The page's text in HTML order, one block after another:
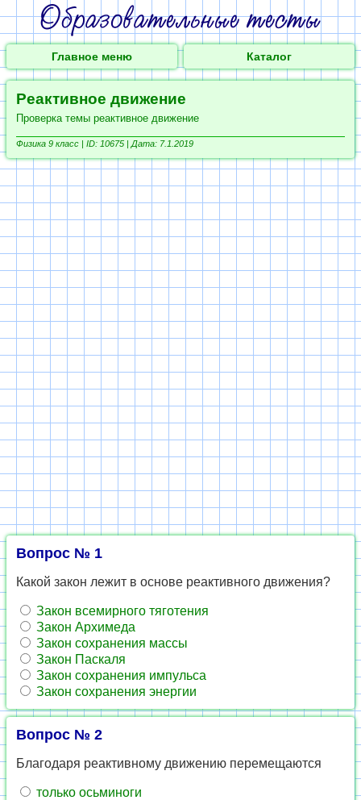
Главное меню Каталог
Реактивное движение
Проверка темы реактивное движение
Физика 9 класс | ID: 10675 | Дата: 7.1.2019
Вопрос № 1
Какой закон лежит в основе реактивного движения?
Закон всемирного тяготения
Закон Архимеда
Закон сохранения массы
Закон Паскаля
Закон сохранения импульса
Закон сохранения энергии
Вопрос № 2
Благодаря реактивному движению перемещаются
только осьминоги